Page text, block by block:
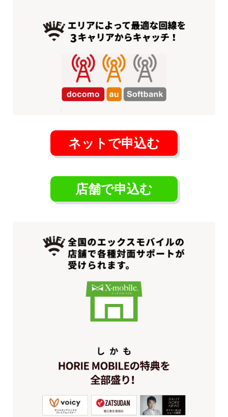
ネットで申込む
店舗で申込む